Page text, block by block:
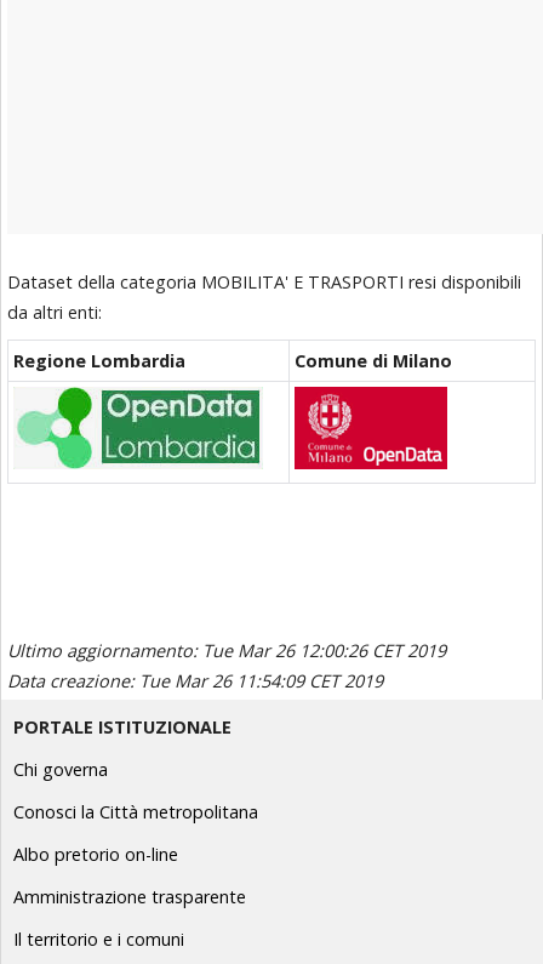
Dataset della categoria MOBILITA' E TRASPORTI resi disponibili
da altri enti:
Regione Lombardia Comune di Milano
Ultimo aggiornamento: Tue Mar 26 12:00:26 CET 2019
Data creazione: Tue Mar 26 11:54:09 CET 2019
PORTALE ISTITUZIONALE
Chi governa
Conosci la Città metropolitana
Albo pretorio on-line
Amministrazione trasparente
Il territorio e i comuni